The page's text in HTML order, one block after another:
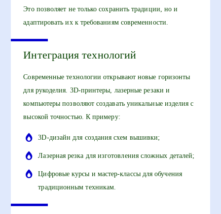
Это позволяет не только сохранить традиции, но и
адаптировать их к требованиям современности.
Интеграция технологий
Современные технологии открывают новые горизонты
для рукоделия. 3D-принтеры, лазерные резаки и
компьютеры позволяют создавать уникальные изделия с
высокой точностью. К примеру:
3D-дизайн для создания схем вышивки;
Лазерная резка для изготовления сложных деталей;
Цифровые курсы и мастер-классы для обучения
традиционным техникам.